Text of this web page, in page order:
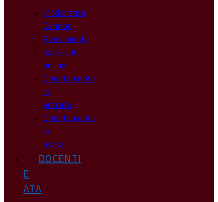
Modulistica
Genitori
Ricevimento
Iscrizioni
online
Orientamento
in
entrata
Orientamento
in
uscita
DOCENTI
E
ATA